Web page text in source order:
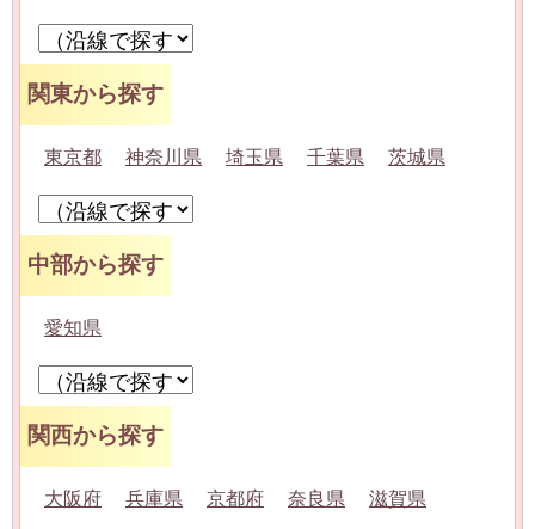
関東から探す
東京都 神奈川県 埼玉県 千葉県 茨城県
中部から探す
愛知県
関西から探す
大阪府 兵庫県 京都府 奈良県 滋賀県